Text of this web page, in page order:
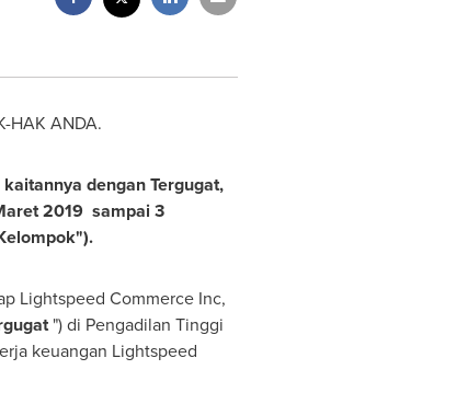
HAK ANDA.
dengan Tergugat,
2019 sampai 3
Lightspeed Commerce Inc,
") di Pengadilan Tinggi
keuangan Lightspeed